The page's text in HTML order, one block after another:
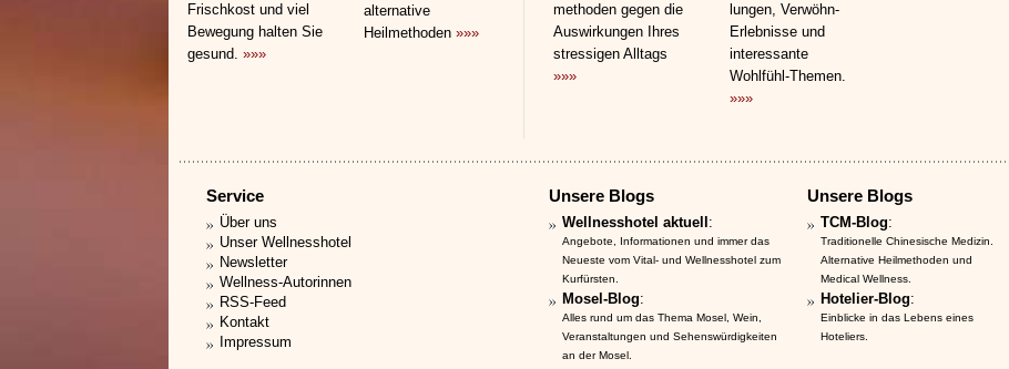
Frischkost und viel
Bewegung halten Sie
gesund. »»»
alternative
Heilmethoden »»»
methoden gegen die
Auswirkungen Ihres
stressigen Alltags
»»»
lungen, Verwöhn-
Erlebnisse und
interessante
Wohlfühl-Themen.
»»»
Service
Über uns
Unser Wellnesshotel
Newsletter
Wellness-Autorinnen
RSS-Feed
Kontakt
Impressum
Unsere Blogs
Wellnesshotel aktuell :
Angebote, Informationen und immer das
Neueste vom Vital- und Wellnesshotel zum
Kurfürsten.
Mosel-Blog:
Alles rund um das Thema Mosel, Wein,
Veranstaltungen und Sehenswürdigkeiten
an der Mosel.
Unsere Blogs
TCM-Blog:
Traditionelle Chinesische Medizin.
Alternative Heilmethoden und
Medical Wellness.
Hotelier-Blog:
Einblicke in das Lebens eines
Hoteliers.